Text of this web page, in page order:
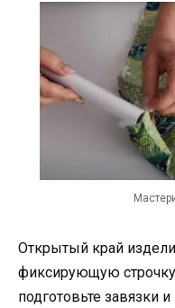
Открытый край
фиксирующую
подготовьте завязки